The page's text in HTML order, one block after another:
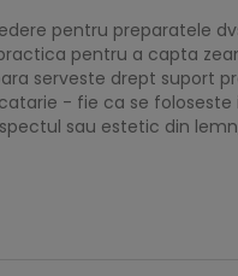
pentru preparatele
pentru a capta
serveste drept suport
- fie ca se
sau estetic din